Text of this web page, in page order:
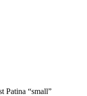
Patina “small”